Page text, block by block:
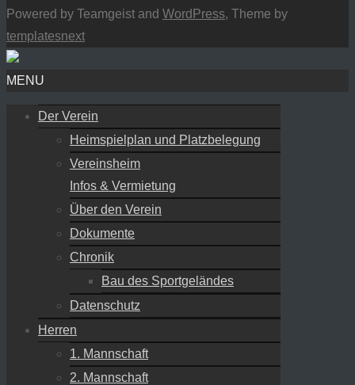
Powered by Teamgeist and WordPress, Theme by
templatesnext
MENU
Der Verein
Heimspielplan und Platzbelegung
Vereinsheim
Infos & Vermietung
Über den Verein
Dokumente
Chronik
Bau des Sportgeländes
Datenschutz
Herren
1. Mannschaft
2. Mannschaft